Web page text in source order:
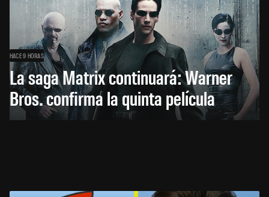
HACE 9 HORAS
La saga Matrix continuará: Warner
Bros. confirma la quinta película